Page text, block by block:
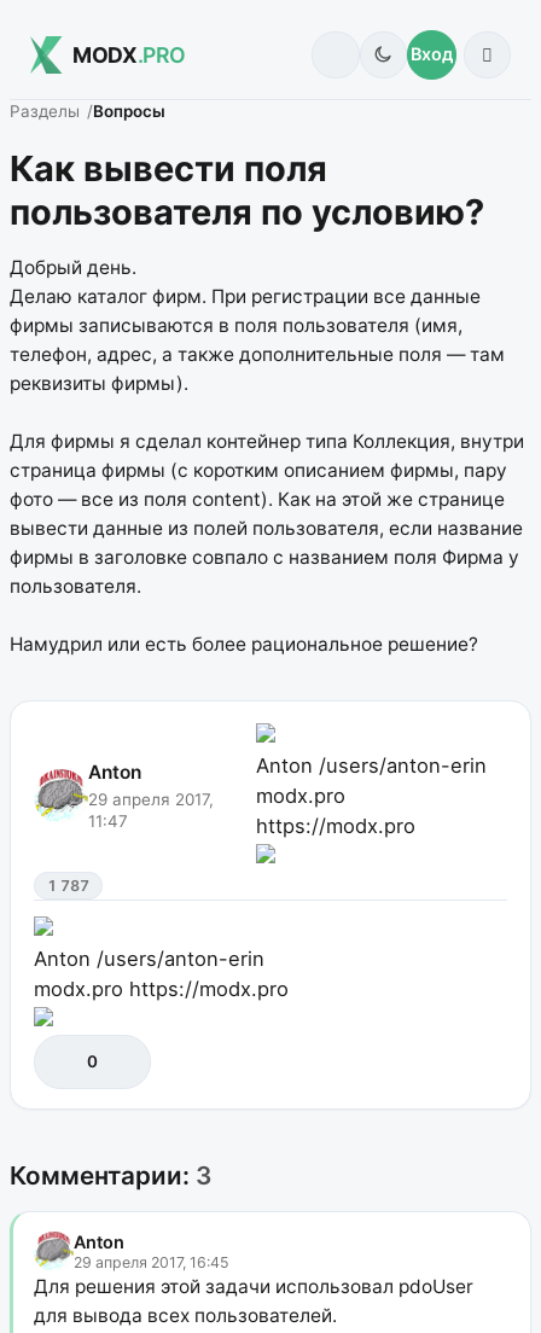
MODX.PRO Вход
Разделы Вопросы
Как вывести поля
пользователя по условию?
Добрый день.
Делаю каталог фирм. При регистрации все данные
фирмы записываются в поля пользователя (имя,
телефон, адрес, а также дополнительные поля — там
реквизиты фирмы).
Для фирмы я сделал контейнер типа Коллекция, внутри
страница фирмы (с коротким описанием фирмы, пару
фото — все из поля content). Как на этой же странице
вывести данные из полей пользователя, если название
фирмы в заголовке совпало с названием поля Фирма у
пользователя.
Намудрил или есть более рациональное решение?
Anton
29 апреля 2017,
11:47
Anton /users/anton-erin
modx.pro
https://modx.pro
1 787
Anton /users/anton-erin
modx.pro https://modx.pro
0
Комментарии: 3
Anton
29 апреля 2017, 16:45
Для решения этой задачи использовал pdoUser
для вывода всех пользователей.